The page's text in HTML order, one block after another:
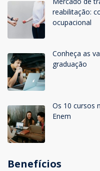
reabilitação:
ocupacional
Conheça as
graduação
Os 10 cursos
Enem
Benefícios